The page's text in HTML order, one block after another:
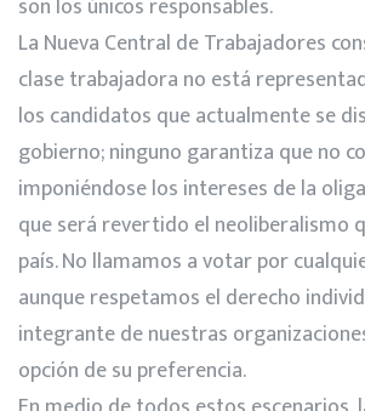
son los únicos responsables.
La Nueva Central de Trabajadores
clase trabajadora no está
los candidatos que actualmente se
gobierno; ninguno garantiza que no
imponiéndose los intereses de la
que será revertido el neoliberalismo
país. No llamamos a votar por
aunque respetamos el derecho
integrante de nuestras
opción de su preferencia.